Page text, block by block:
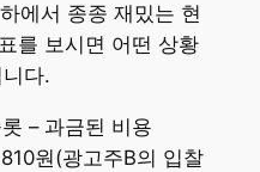
에서 종종 재밌는 현
를 보시면 어떤 상황
다.
– 과금된 비용
원(광고주B의 입찰